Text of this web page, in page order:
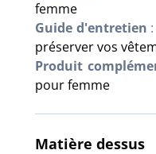
femme
Guide d'entretien :
préserver vos
Produit
pour femme
Matière dessus